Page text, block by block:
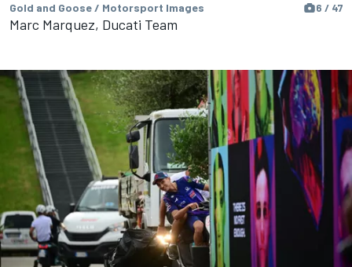
Gold and Goose / Motorsport Images 6 / 47
Marc Marquez, Ducati Team